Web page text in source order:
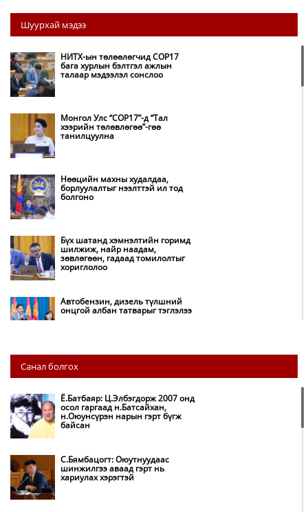
Шуурхай мэдээ
НИТХ-ын төлөөлөгчид COP17
бага хурлын бэлтгэл ажлын
талаар мэдээлэл сонслоо
Монгол Улс “COP17”-д “Тал
хээрийн төлөвлөгөө”-гөө
танилцуулна
Нөөцийн махны худалдаа,
борлуулалтыг нээлттэй ил тод
болгоно
Бүх шатанд хэмнэлтийн горимд
шилжиж, найр наадам,
зөвлөгөөн, гадаад томилолтыг
хориглолоо
Автобензин, дизель түлшний
онцгой албан татварыг тэглэлээ
Хэт халуун өдрүүд үргэлжлэх
учраас наршихгүй байхыг
зөвлөв
COP17 хурлын бэлтгэл ажил 90
Б.Пүрэвдагва: Намайг хотын
Санал болгох
Ё.Батбаяр: Ц.Элбэгдорж 2007 онд
осол гаргаад н.Батсайхан,
н.Оюунсүрэн нарын гэрт бүгж
байсан
С.Бямбацогт: Оюутнуудаас
шинжилгээ аваад гэрт нь
хариулах хэрэгтэй